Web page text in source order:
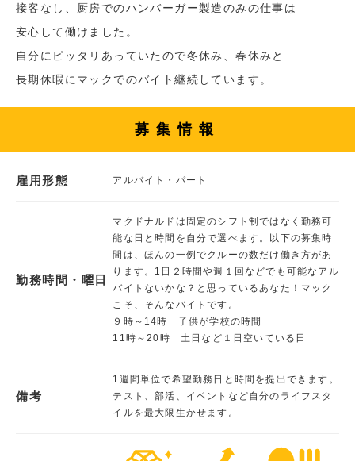
接客なし、厨房でのハンバーガー製造のみの仕事は
安心して働けました。
自分にピッタリあっていたので冬休み、春休みと
長期休暇にマックでのバイト継続しています。
募集情報
雇用形態 アルバイト・パート
勤務時間・曜日
マクドナルドは固定のシフト制ではなく勤務可
能な日と時間を自分で選べます。以下の募集時
間は、ほんの一例でクルーの数だけ働き方があ
ります。1日２時間や週１回などでも可能なアル
バイトないかな？と思っているあなた！マック
こそ、そんなバイトです。
９時～14時 子供が学校の時間
11時～20時 土日など１日空いている日
備考
1週間単位で希望勤務日と時間を提出できます。
テスト、部活、イベントなど自分のライフスタ
イルを最大限生かせます。